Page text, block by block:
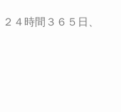
４時間３６５日、